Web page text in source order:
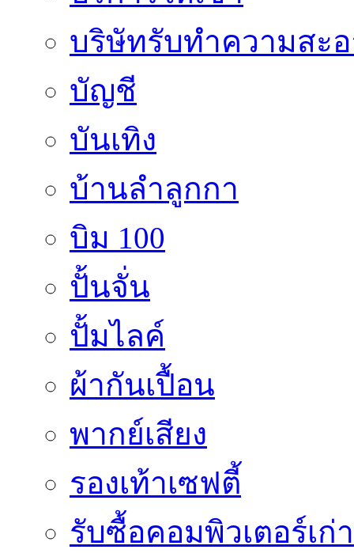
บริษัทรับทำความสะ
บัญชี
บันเทิง
บ้านลำลูกกา
บิม 100
ปั้นจั่น
ปั้มไลค์
ผ้ากันเปื้อน
พากย์เสียง
รองเท้าเซฟตี้
รับซื้อคอมพิวเตอร์เก่า